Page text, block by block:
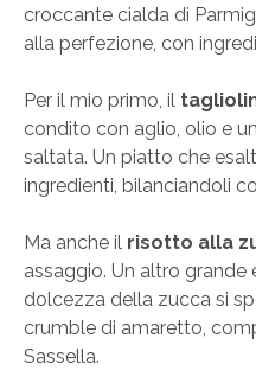
croccante cialda di
alla perfezione, con
Per il mio primo, il
condito con aglio, olio e
saltata. Un piatto che
ingredienti, bilanciandoli
Ma anche il risotto alla
assaggio. Un altro
dolcezza della zucca si
crumble di amaretto,
Sassella.